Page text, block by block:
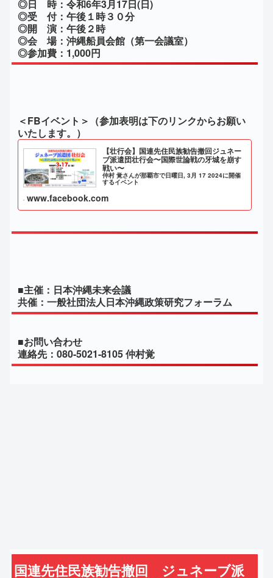
◎日 時：令和6年3月17日(日)
◎受 付：午後１時３０分
◎開 演：午後２時
◎会 場：沖縄船員会館（第一会議室）
◎参加費：1,000円
＜FBイベント＞（参加表明は下のリンクからお願い
いたします。）
【壮行会】国連先住民族勧告撤回ジュネー
ブ派遣団壮行会〜国際世論戦の牙城を崩す
戦い〜
仲村 覚さんが那覇市で日曜日, 3月 17 2024に開催
するイベント
www.facebook.com
■主催：日本沖縄未来会議
共催：一般社団法人日本沖縄政策研究フォーラム
■お問い合わせ
連絡先：080-5021-8105 仲村覚
国連先住民族勧告撤回 ジュネーブ派